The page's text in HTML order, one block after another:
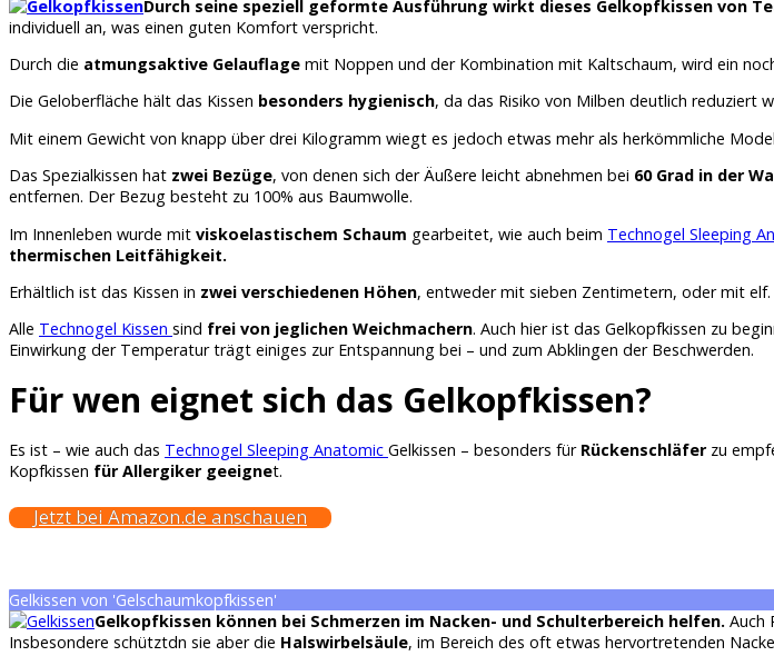
Durch seine speziell geformte Ausführung wirkt dieses Gelkopfkissen von
individuell an, was einen guten Komfort verspricht.
Durch die atmungsaktive Gelauflage mit Noppen und der Kombination mit Kaltschaum, wird ein
Die Geloberfläche hält das Kissen besonders hygienisch, da das Risiko von Milben deutlich reduziert
Mit einem Gewicht von knapp über drei Kilogramm wiegt es jedoch etwas mehr als herkömmliche
Das Spezialkissen hat zwei Bezüge, von denen sich der Äußere leicht abnehmen bei 60 Grad in der
entfernen. Der Bezug besteht zu 100% aus Baumwolle.
Im Innenleben wurde mit viskoelastischem Schaum gearbeitet, wie auch beim Technogel Sleeping
thermischen Leitfähigkeit.
Erhältlich ist das Kissen in zwei verschiedenen Höhen, entweder mit sieben Zentimetern, oder mit elf.
Alle Technogel Kissen sind frei von jeglichen Weichmachern. Auch hier ist das Gelkopfkissen zu
Einwirkung der Temperatur trägt einiges zur Entspannung bei – und zum Abklingen der Beschwerden.
Für wen eignet sich das Gelkopfkissen?
Es ist – wie auch das Technogel Sleeping Anatomic Gelkissen – besonders für Rückenschläferzu
Kopfkissen für Allergiker geeignet.
Jetzt bei Amazon.de anschauen
Gelkissen von 'Gelschaumkopfkissen'
Gelkopfkissen können bei Schmerzen im Nacken- und Schulterbereich helfen. Auch
Insbesondere schütztdn sie aber die Halswirbelsäule, im Bereich des oft etwas hervortretenden